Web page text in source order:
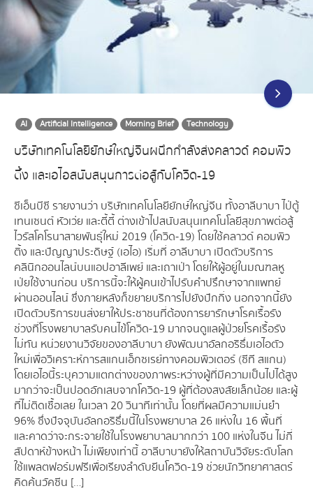
AI Artificial Intelligence Morning Brief Technology
บริษัทเทคโนโลยียักษ์ใหญ่จีนผนึกกำลังส่งคลาวด์ คอมพิว
ติ้ง และเอไอสนับสนุนการต่อสู้กับโควิด-19
ซีเอ็นบีซี รายงานว่า บริษัทเทคโนโลยียักษ์ใหญ่จีน ทั้งอาลีบาบา ไป่ตู้
เทนเซนต์ หัวเว่ย และตี้ตี้ ต่างเข้าไปสนับสนุนเทคโนโลยีสุขภาพต่อสู้
ไวรัสโคโรนาสายพันธุ์ใหม่ 2019 (โควิด-19) โดยใช้คลาวด์ คอมพิว
ติ้ง และปัญญาประดิษฐ์ (เอไอ) เริ่มที่ อาลีบาบา เปิดตัวบริการ
คลินิกออนไลน์บนแอปอาลีเพย์ และเถาเป่า โดยให้ผู้อยู่ในมณฑลหู
เป่ยใช้งานก่อน บริการนี้จะให้ผู้คนเข้าไปรับคำปรึกษาจากแพทย์
ผ่านออนไลน์ ซึ่งภายหลังก็ขยายบริการไปยังปักกิ่ง นอกจากนี้ยัง
เปิดตัวบริการขนส่งยาให้ประชาชนที่ต้องการยารักษาโรคเรื้อรัง
ช่วงที่โรงพยาบาลรับคนไข้โควิด-19 มากจนดูแลผู้ป่วยโรคเรื้อรัง
ไม่ทัน หน่วยงานวิจัยของอาลีบาบา ยังพัฒนาอัลกอริธึ่มเอไอตัว
ใหม่เพื่อวิเคราะห์การสแกนเอ็กซเรย์ทางคอมพิวเตอร์ (ซีที สแกน)
โดยเอไอนี้ระบุความแตกต่างของภาพระหว่างผู้ที่มีความเป็นไปได้สูง
มากว่าจะเป็นปอดอักเสบจากโควิด-19 ผู้ที่ต้องสงสัยเล็กน้อย และผู้
ที่ไม่ติดเชื้อเลย ในเวลา 20 วินาทีเท่านั้น โดยที่ผลมีความแม่นยำ
96% ซึ่งปัจจุบันอัลกอริธึ่มนี้ในโรงพยาบาล 26 แห่งใน 16 พื้นที่
และคาดว่าจะกระจายใช้ในโรงพยาบาลมากกว่า 100 แห่งในจีน ไม่กี่
สัปดาห์ข้างหน้า ไม่เพียงเท่านี้ อาลีบาบายังให้สถาบันวิจัยระดับโลก
ใช้แพลตฟอร์มฟรีเพื่อเรียงลำดับยีนโควิด-19 ช่วยนักวิทยาศาสตร์
คิดค้นวัคซีน […]